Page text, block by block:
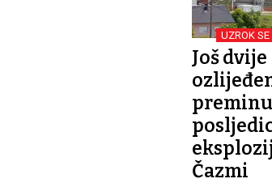
UZROK
Još dvije
Čazmi